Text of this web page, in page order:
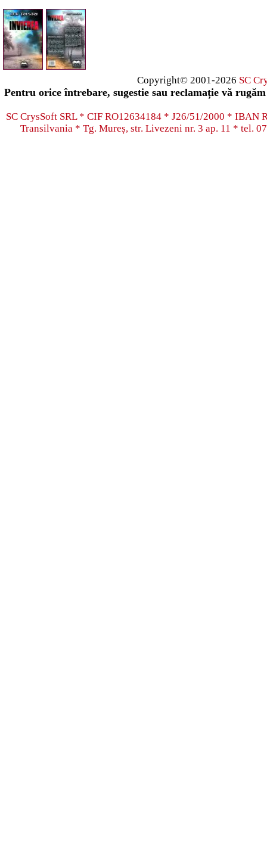
Copyright© 2001-2026 SC
Pentru orice întrebare, sugestie sau reclamație vă
SC CrysSoft SRL * CIF RO12634184 * J26/51/2000 * IBAN
Transilvania * Tg. Mureș, str. Livezeni nr. 3 ap. 11 * tel.